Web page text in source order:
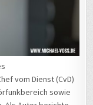
vom Dienst (CvD)
sowie